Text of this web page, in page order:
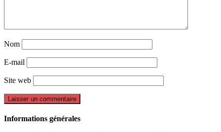
Nom
E-mail
Site web
Informations générales